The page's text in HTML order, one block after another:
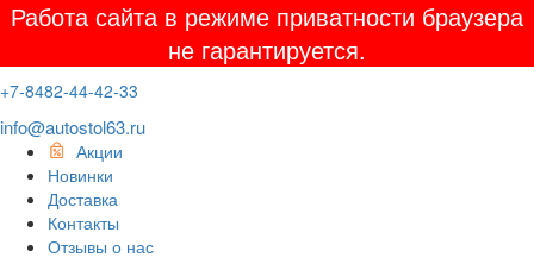
Работа сайта в режиме приватности браузера
не гарантируется.
+7-8482-44-42-33
info@autostol63.ru
Акции
Новинки
Доставка
Контакты
Отзывы о нас